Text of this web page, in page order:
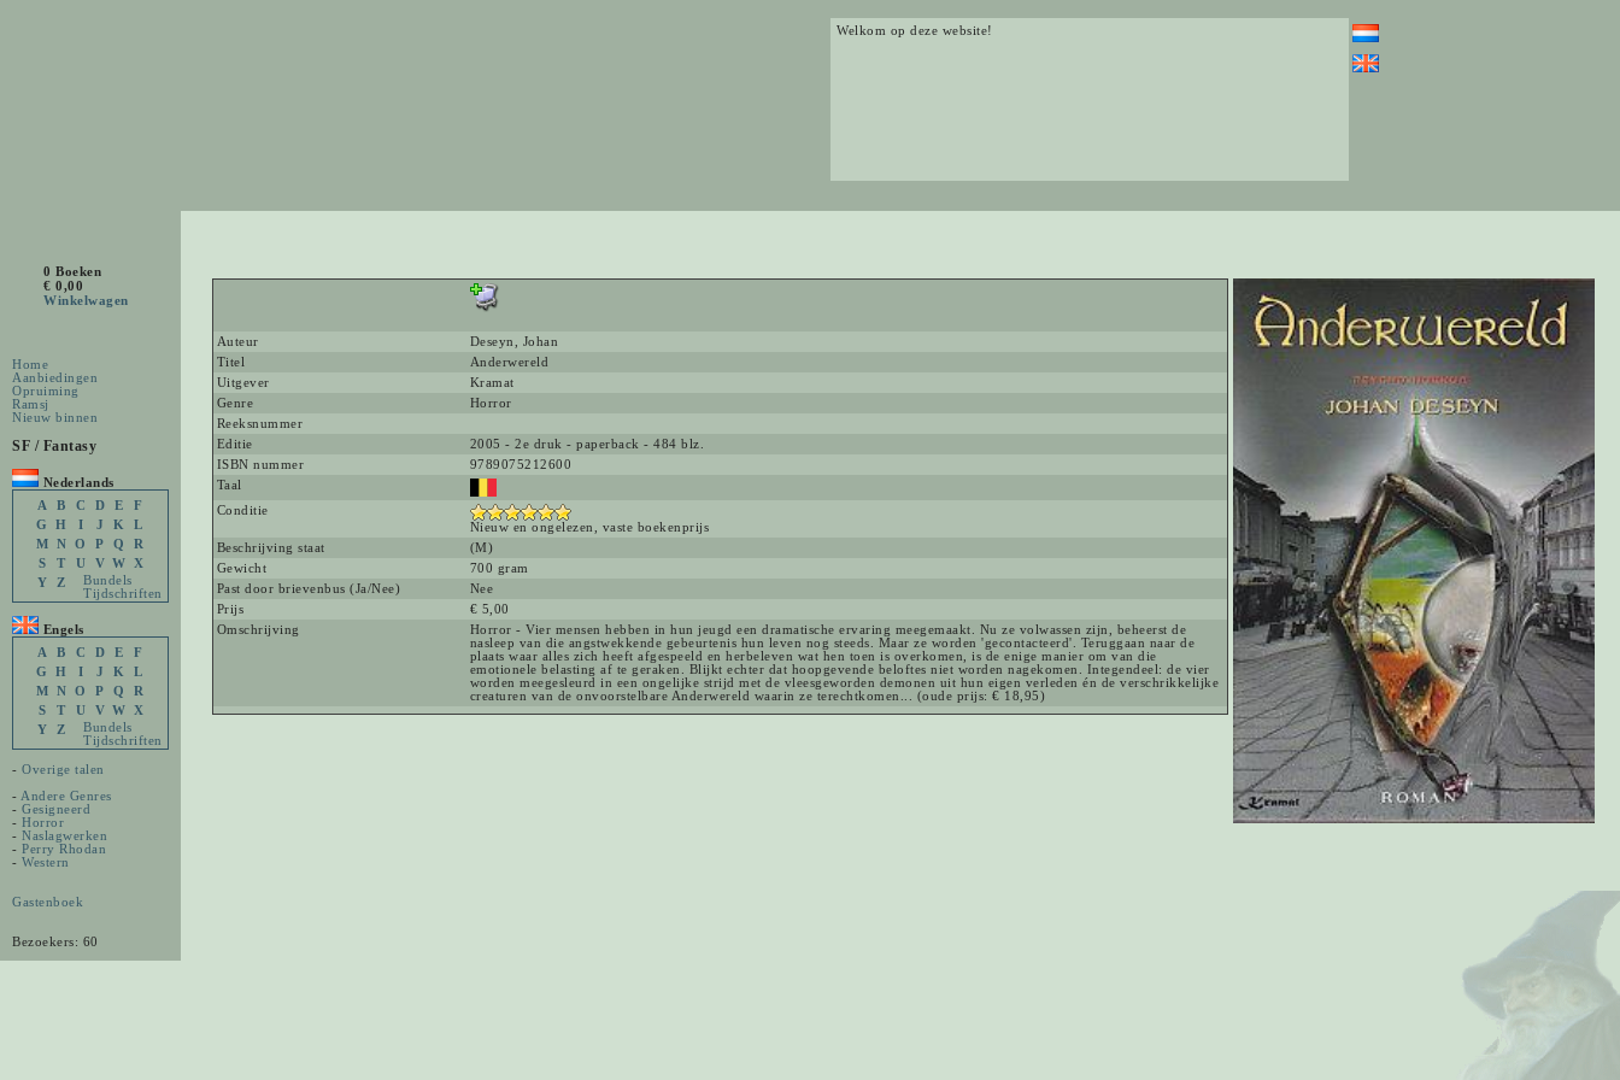
Welkom op deze website!
0 Boeken
€ 0,00
Winkelwagen
Home
Aanbiedingen
Opruiming
Ramsj
Nieuw binnen
SF / Fantasy
Nederlands
A
B C D E
F
G
H I J K
L
M
N O P Q
R
S
T U V W
X
Y
Z
Bundels
Tijdschriften
Engels
A
B C D E
F
G
H I J K
L
M
N O P Q
R
S
T U V W
X
Y
Z
Bundels
Tijdschriften
- Overige talen
- Andere Genres
- Gesigneerd
- Horror
- Naslagwerken
- Perry Rhodan
- Western
Gastenboek
Bezoekers: 60
Auteur
Deseyn, Johan
Titel
Anderwereld
Uitgever
Kramat
Genre
Horror
Reeksnummer
Editie
2005 - 2e druk - paperback - 484 blz.
ISBN nummer
9789075212600
Taal
Conditie
Nieuw en ongelezen, vaste boekenprijs
Beschrijving staat
(M)
Gewicht
700 gram
Past door brievenbus (Ja/Nee)
Nee
Prijs
€ 5,00
Omschrijving
Horror - Vier mensen hebben in hun jeugd een dramatische ervaring meegemaakt. Nu ze volwassen zijn, beheerst de
nasleep van die angstwekkende gebeurtenis hun leven nog steeds. Maar ze worden 'gecontacteerd'. Teruggaan naar de
plaats waar alles zich heeft afgespeeld en herbeleven wat hen toen is overkomen, is de enige manier om van die
emotionele belasting af te geraken. Blijkt echter dat hoopgevende beloftes niet worden nagekomen. Integendeel: de vier
worden meegesleurd in een ongelijke strijd met de vleesgeworden demonen uit hun eigen verleden én de verschrikkelijke
creaturen van de onvoorstelbare Anderwereld waarin ze terechtkomen... (oude prijs: € 18,95)